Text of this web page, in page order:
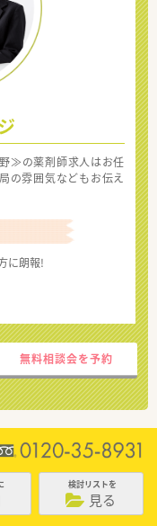
≫の薬剤師求人はお任
の雰囲気などもお伝え
に朗報!
無料相談会を予約
検討リストを
見る